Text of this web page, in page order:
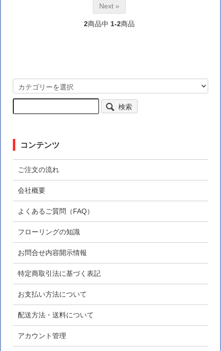
Next »
2商品中 1-2商品
検索
コンテンツ
ご注文の流れ
会社概要
よくあるご質問（FAQ）
フローリングの知識
お問合せ内容開示情報
特定商取引法に基づく表記
お支払い方法について
配送方法・送料について
アカウント管理